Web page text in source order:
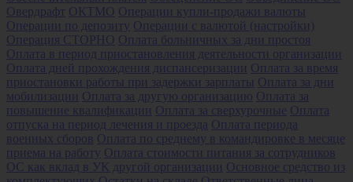
Овердрафт ОКТМО Операции купли-продажи валюты
Операции по депозиту Операции с валютой (настройки)
Операция СТОРНО Оплата больничных за дни простоя
Оплата в период приостановления деятельности организации
Оплата дней прохождения диспансеризации Оплата за время
приостановки работы при задержки зарплаты Оплата за дни
мобилизации Оплата за другую организацию Оплата за
повышение квалификации Оплата за сверхурочные Оплата
отпуска на период лечения и проезда Оплата периода
военных сборов Оплата по среднему в командировке в месяце
приема на работу Оплата стоимости питания за сотрудников
ОС как вклад в УК другой организации Основное средство из